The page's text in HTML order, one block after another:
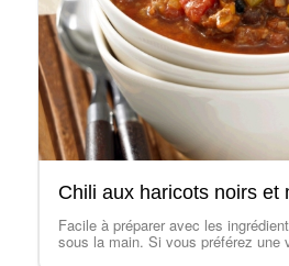
Chili aux haricots noirs et
Facile à préparer avec les
sous la main. Si vous préférez une